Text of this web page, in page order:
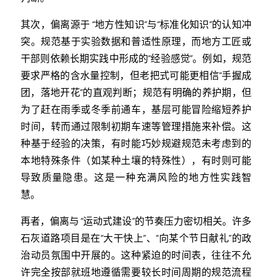
其次，偏离源于 “地方性知识”与“标准化知识”的认知冲
突。规范基于实验数据和普适性原理，而地方工匠或
干部则依赖长期实践中形成的“经验感觉”。例如，规范
要求严格的含水量控制，但老把式可能更相信“手握成
团，落地开花”的直观判断；规范有明确的养护期，但
为了赶在雨季或冬季前通车，基层可能冒险缩短养护
时间，转而通过限制初期车速等管理措施来补偿。这
种基于经验的决策，有时能巧妙规避规范未考虑到的
本地特殊条件（如某种土壤的特殊性），有时则可能
导致质量隐患。这是一种充满风险的地方性实践智
慧。
再者，偏离与 “运动式建设”的节奏压力密切相关。许多
石灰道路项目是在“大干快上”、“向某个节日献礼”的政
治动员氛围中开展的。这种紧迫的时间表，往往不允
许完全按部就班地遵循需要较长时间周期的规范流程